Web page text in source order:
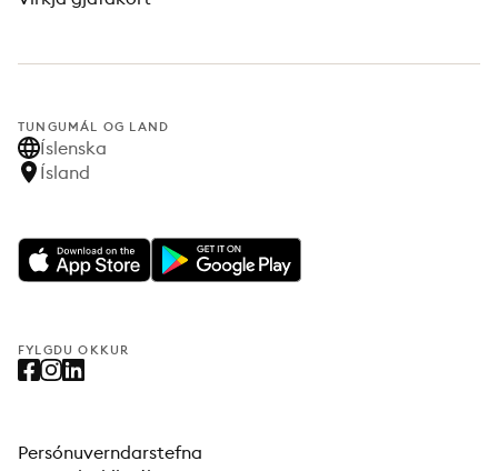
TUNGUMÁL OG LAND
Íslenska
Ísland
FYLGDU OKKUR
Persónuverndarstefna